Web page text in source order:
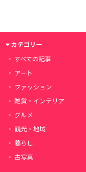
カテゴリー
すべての記事
アート
ファッション
雑貨・インテリア
グルメ
観光・地域
暮らし
古写真